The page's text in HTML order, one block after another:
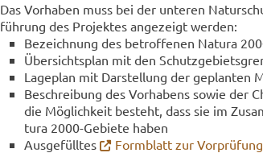
Das Vor­ha­ben muss bei der un­te­ren
füh­rung des Pro­jek­tes an­ge­zeigt wer­den:
Be­zeich­nung des be­trof­fe­nen Na­tu­ra
Über­sichts­plan mit den
La­ge­plan mit Dar­stel­lung der ge­plan­ten
Be­schrei­bung des Vor­ha­bens sowie der
die Mög­lich­keit be­steht, dass sie im
tu­ra 2000-​Gebiete haben
Aus­ge­füll­tes
Form­blatt zur